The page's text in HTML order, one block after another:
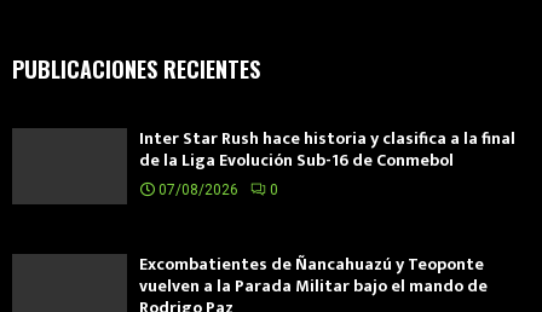
PUBLICACIONES RECIENTES
Inter Star Rush hace historia y clasifica a la final
de la Liga Evolución Sub-16 de Conmebol
07/08/2026 0
Excombatientes de Ñancahuazú y Teoponte
vuelven a la Parada Militar bajo el mando de